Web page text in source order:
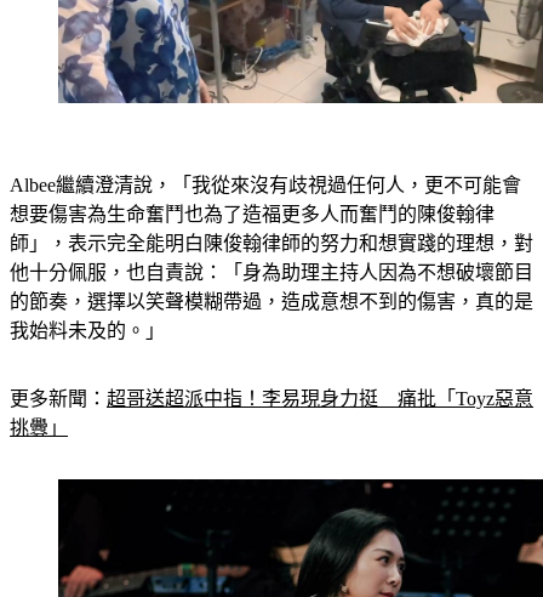
Albee繼續澄清說，「我從來沒有歧視過任何人，更不可能會
想要傷害為生命奮鬥也為了造福更多人而奮鬥的陳俊翰律
師」，表示完全能明白陳俊翰律師的努力和想實踐的理想，對
他十分佩服，也自責說：「身為助理主持人因為不想破壞節目
的節奏，選擇以笑聲模糊帶過，造成意想不到的傷害，真的是
更多新聞：